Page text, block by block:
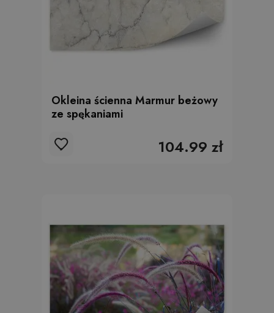
Okleina ścienna Marmur beżowy
ze spękaniami
104.99 zł